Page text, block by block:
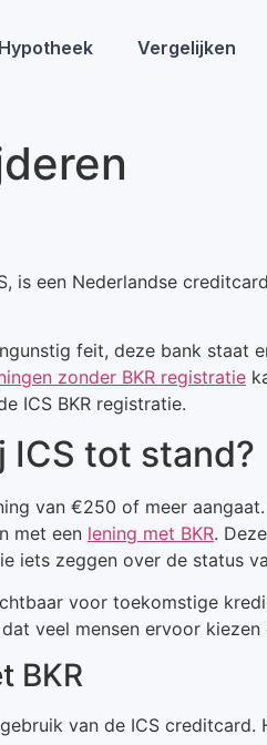
Hypotheek Vergelijken
is een Nederlandse
feit, deze bank staat
zonder BKR registratie
ICS BKR registratie.
ICS tot stand?
van €250 of meer
met een lening met BKR.
iets zeggen over de status
voor toekomstige
veel mensen ervoor kiezen
BKR
van de ICS